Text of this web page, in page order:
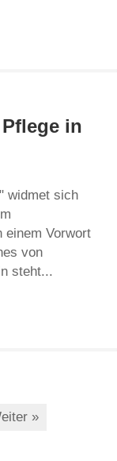
in
widmet sich
einem Vorwort
von
steht...
»